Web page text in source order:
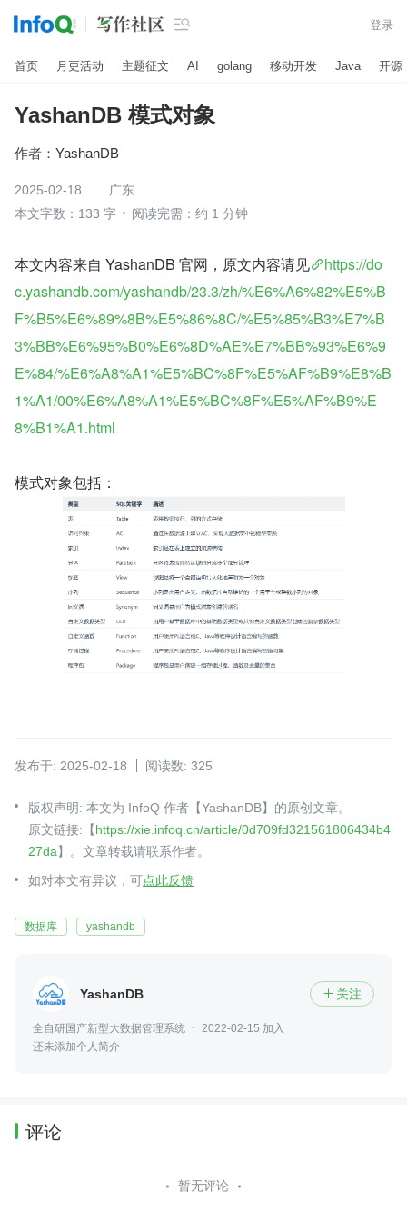
 登录
首页 月更活动 主题征文 AI golang 移动开发 Java 开源
YashanDB 模式对象
作者： YashanDB
2025-02-18
广东
本文字数：133 字
阅读完需：约 1 分钟
本文内容来自 YashanDB 官网，原文内容请见
https://do
c.yashandb.com/yashandb/23.3/zh/%E6%A6%82%E5%B
F%B5%E6%89%8B%E5%86%8C/%E5%85%B3%E7%B
3%BB%E6%95%B0%E6%8D%AE%E7%BB%93%E6%9
E%84/%E6%A8%A1%E5%BC%8F%E5%AF%B9%E8%B
1%A1/00%E6%A8%A1%E5%BC%8F%E5%AF%B9%E
8%B1%A1.html
模式对象包括：
发布于: 2025-02-18 阅读数: 325
版权声明: 本文为 InfoQ 作者【YashanDB】的原创文章。
原文链接:【https://xie.infoq.cn/article/0d709fd321561806434b4
27da】。文章转载请联系作者。
如对本文有异议，可点此反馈
数据库 yashandb
YashanDB  关注
全自研国产新型大数据管理系统
2022-02-15 加入
还未添加个人简介
评论
暂无评论